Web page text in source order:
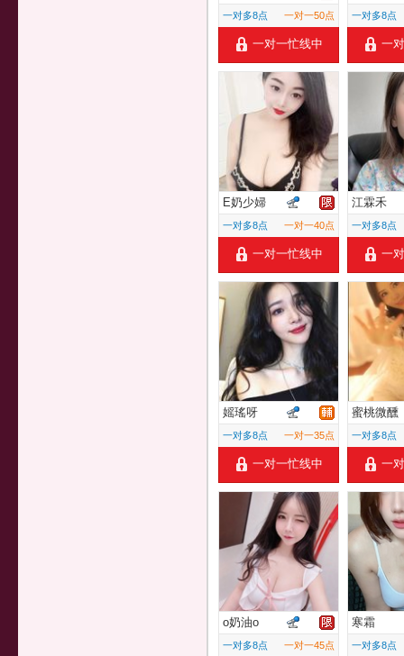
一对多8点 一对一50点
一对一忙线中
一对多8点
一
E奶少婦
一对多8点 一对一40点
一对一忙线中
江霖禾
一对多8点
一
媱瑤呀
一对多8点 一对一35点
一对一忙线中
蜜桃微醺
一对多8点
一
o奶油o
一对多8点 一对一45点
寒霜
一对多8点